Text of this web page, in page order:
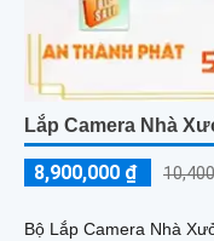
Lắp Camera Nhà
8,900,000 ₫
Bộ Lắp Camera Nhà